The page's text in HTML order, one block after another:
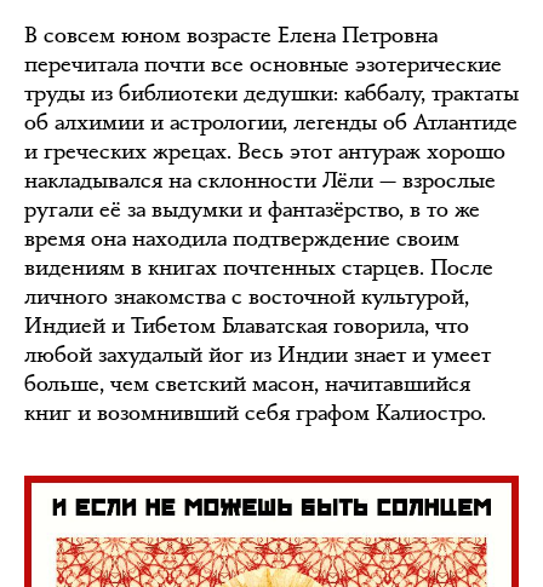
В совсем юном возрасте Елена Петровна
перечитала почти все основные эзотерические
труды из библиотеки дедушки: каббалу, трактаты
об алхимии и астрологии, легенды об Атлантиде
и греческих жрецах. Весь этот антураж хорошо
накладывался на склонности Лёли — взрослые
ругали её за выдумки и фантазёрство, в то же
время она находила подтверждение своим
видениям в книгах почтенных старцев. После
личного знакомства с восточной культурой,
Индией и Тибетом Блаватская говорила, что
любой захудалый йог из Индии знает и умеет
больше, чем светский масон, начитавшийся
книг и возомнивший себя графом Калиостро.